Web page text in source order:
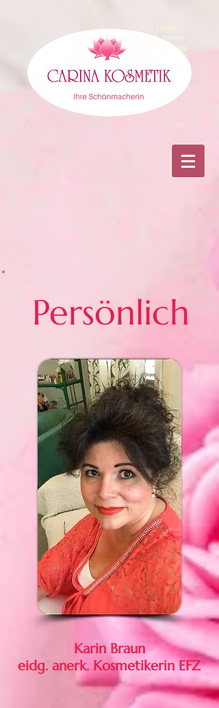
40 Jahre
Erfahrung
Persönlich
Karin Braun
eidg. anerk. Kosmetikerin EFZ